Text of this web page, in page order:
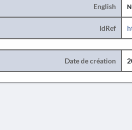
English
IdRef
Date de création